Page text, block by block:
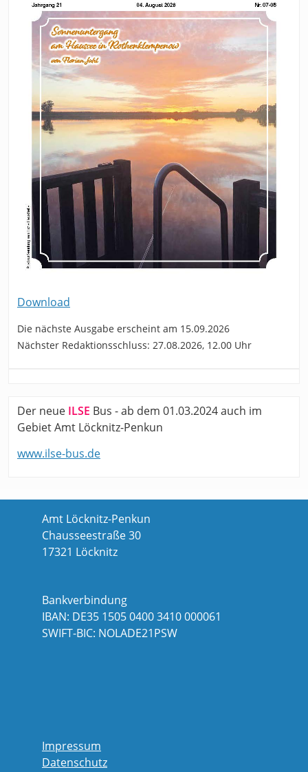
Download
Die nächste Ausgabe erscheint am 15.09.2026
Nächster Redaktionsschluss: 27.08.2026, 12.00 Uhr
Der neue ILSE Bus - ab dem 01.03.2024 auch im
Gebiet Amt Löcknitz-Penkun
www.ilse-bus.de
Amt Löcknitz-Penkun
Chausseestraße 30
17321 Löcknitz
Bankverbindung
IBAN: DE35 1505 0400 3410 000061
SWIFT-BIC: NOLADE21PSW
Impressum
Datenschutz